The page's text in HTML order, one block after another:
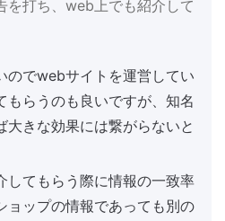
を打ち、web上でも紹介して
のでwebサイトを運営してい
もらうのも良いですが、知名
大きな効果には繋がらないと
してもらう際に情報の一致率
ョップの情報であっても別の